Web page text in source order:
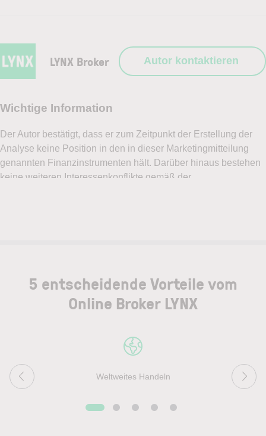
LYNX Broker Autor kontaktieren
5 entscheidende Vorteile vom
Online Broker LYNX
Weltweites Handeln